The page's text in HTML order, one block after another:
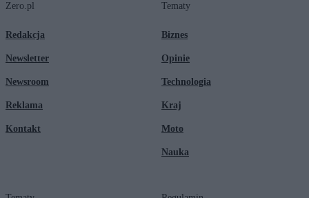
Zero.pl
Redakcja
Newsletter
Newsroom
Reklama
Kontakt
Tematy
Biznes
Opinie
Technologia
Kraj
Moto
Nauka